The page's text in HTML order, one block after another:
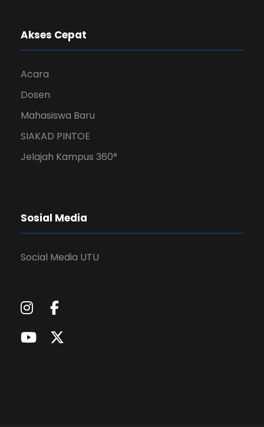
Akses Cepat
Acara
Dosen
Mahasiswa Baru
SIAKAD PINTOE
Jelajah Kampus 360°
Sosial Media
Social Media UTU